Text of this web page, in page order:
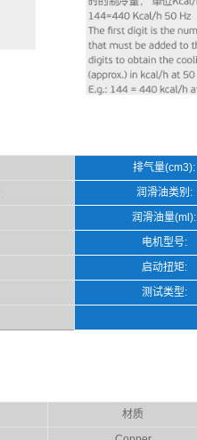
排气量(cm3):
润滑油类别:
润滑油量(ml):
电机型号:
启动扭矩:
测试类型:
材质